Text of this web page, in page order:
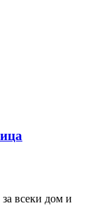
всеки дом и